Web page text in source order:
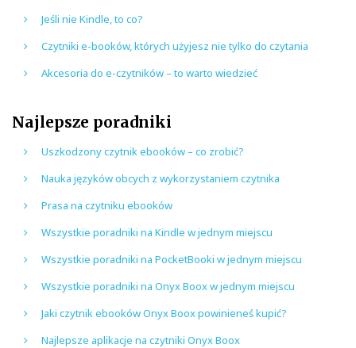
Jeśli nie Kindle, to co?
Czytniki e-booków, których użyjesz nie tylko do czytania
Akcesoria do e-czytników – to warto wiedzieć
Najlepsze poradniki
Uszkodzony czytnik ebooków – co zrobić?
Nauka języków obcych z wykorzystaniem czytnika
Prasa na czytniku ebooków
Wszystkie poradniki na Kindle w jednym miejscu
Wszystkie poradniki na PocketBooki w jednym miejscu
Wszystkie poradniki na Onyx Boox w jednym miejscu
Jaki czytnik ebooków Onyx Boox powinieneś kupić?
Najlepsze aplikacje na czytniki Onyx Boox